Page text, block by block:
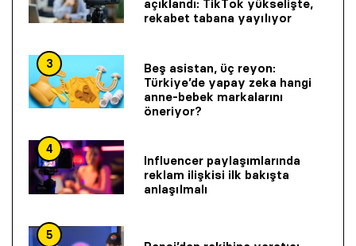
açıklandı: TikTok yükselişte,
rekabet tabana yayılıyor
3
Beş asistan, üç reyon:
Türkiye’de yapay zeka hangi
anne-bebek markalarını
öneriyor?
4
Influencer paylaşımlarında
reklam ilişkisi ilk bakışta
anlaşılmalı
5